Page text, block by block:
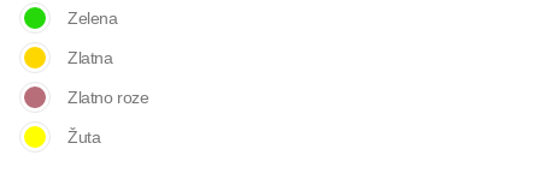
Zelena
Zlatna
Zlatno roze
Žuta